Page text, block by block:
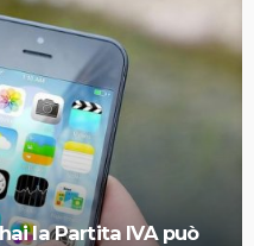
la Partita IVA può